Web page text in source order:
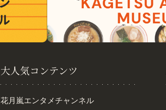
大人気コンテンツ
花月嵐エンタメチャンネル